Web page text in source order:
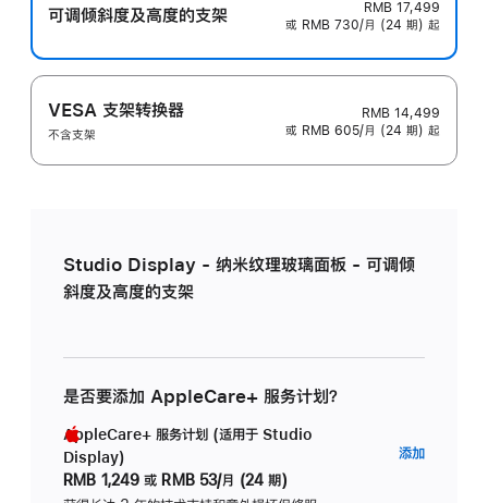
可调倾斜度及高‍度的支‍架
RMB 17,499
或 RMB 730/月 (24 期) 起
VESA 支架转换器
不含支架
RMB 14,499
或 RMB 605/月 (24 期) 起
Studio Display - 纳米纹理玻璃面板 - 可调倾
斜度及高度的支架
是否要添加 AppleCare+ 服务计划？
AppleCare+ 服务计划 (适用于 Studio
Display)
RMB 1,249 或 RMB 53/月 (24 期)
添加